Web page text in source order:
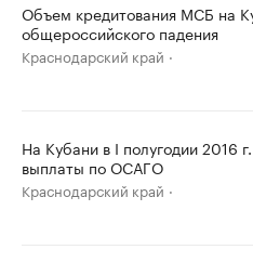
Объем кредитования МСБ на
общероссийского падения
Краснодарский край
На Кубани в I полугодии 2016
выплаты по ОСАГО
Краснодарский край